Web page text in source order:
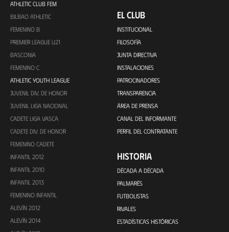
ATHLETIC CLUB FEM
BILBAO ATHLETIC
FEMENINO B
PREMIER LEAGUE U21
BASCONIA
FEMENINO C
ATHLETIC YOUTH LEAGUE
JUVENIL DIV. DE HONOR
JUVENIL LIGA NACIONAL
CADETE LIGA VASCA
CADETE DIV. DE HONOR
FEMENINO CADETE
INFANTIL 2012
INFANTIL 2010
INFANTIL 2013
FEMENINO INFANTIL
ALEVÍN 2012
ALEVÍN 2014
EL CLUB
INSTITUCIONAL
FILOSOFÍA
JUNTA DIRECTIVA
INSTALACIONES
PATROCINADORES
TRANSPARENCIA
ÁREA DE PRENSA
CANAL DEL INFORMANTE
PERFIL DEL CONTRATANTE
HISTORIA
DÉCADA A DÉCADA
PALMARÉS
FUTBOLISTAS
RIVALES
ESTADÍSTICAS HISTÓRICAS